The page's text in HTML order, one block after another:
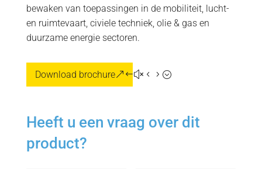
bewaken van toepassingen in de mobiliteit, lucht-
en ruimtevaart, civiele techniek, olie & gas en
duurzame energie sectoren.
Download brochure
Heeft u een vraag over dit
product?